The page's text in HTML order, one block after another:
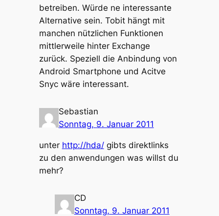
betreiben. Würde ne interessante
Alternative sein. Tobit hängt mit
manchen nützlichen Funktionen
mittlerweile hinter Exchange
zurück. Speziell die Anbindung von
Android Smartphone und Acitve
Snyc wäre interessant.
Sebastian
Sonntag, 9. Januar 2011
unter http://hda/gibts direktlinks
zu den anwendungen was willst du
mehr?
CD
Sonntag, 9. Januar 2011